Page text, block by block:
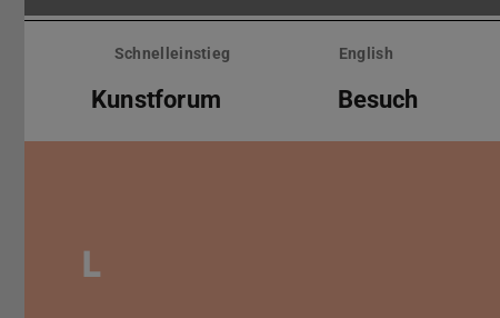
Menü
überspringenSchnelleinstieg English
Kunstforum Besuch